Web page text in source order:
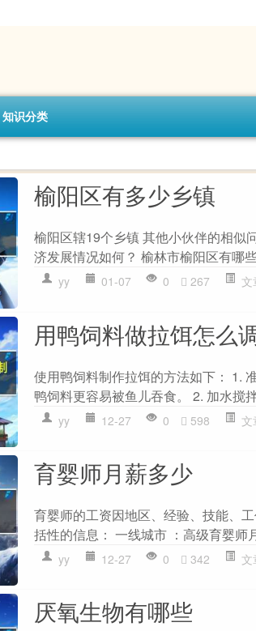
知识分类
榆阳区有多少乡镇
榆阳区辖19个乡镇 其他小伙伴的相似
济发展情况如何？ 榆林市榆阳区有哪
yy 01-07 0 267 文
用鸭饲料做拉饵怎么
使用鸭饲料制作拉饵的方法如下： 1.
鸭饲料更容易被鱼儿吞食。 2. 加水搅
yy 12-27 0 598 文
育婴师月薪多少
育婴师的工资因地区、经验、技能、
括性的信息： 一线城市 ：高级育婴师
yy 12-27 0 342 文
厌氧生物有哪些